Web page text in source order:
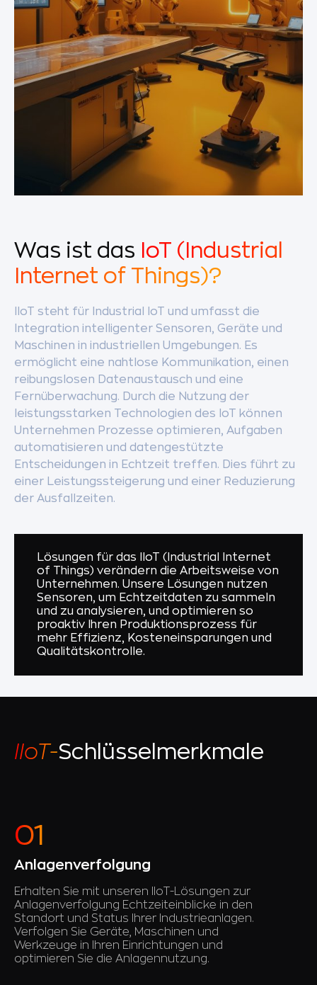
Was ist das IoT (Industrial
Internet of Things)?
IIoT steht für Industrial IoT und umfasst die
Integration intelligenter Sensoren, Geräte und
Maschinen in industriellen Umgebungen. Es
ermöglicht eine nahtlose Kommunikation, einen
reibungslosen Datenaustausch und eine
Fernüberwachung. Durch die Nutzung der
leistungsstarken Technologien des IoT können
Unternehmen Prozesse optimieren, Aufgaben
automatisieren und datengestützte
Entscheidungen in Echtzeit treffen. Dies führt zu
einer Leistungssteigerung und einer Reduzierung
der Ausfallzeiten.
Lösungen für das IIoT (Industrial Internet
of Things) verändern die Arbeitsweise von
Unternehmen. Unsere Lösungen nutzen
Sensoren, um Echtzeitdaten zu sammeln
und zu analysieren, und optimieren so
proaktiv Ihren Produktionsprozess für
mehr Effizienz, Kosteneinsparungen und
Qualitätskontrolle.
IIoT-Schlüsselmerkmale
Anlagenverfolgung
Erhalten Sie mit unseren IIoT-Lösungen zur
Anlagenverfolgung Echtzeiteinblicke in den
Standort und Status Ihrer Industrieanlagen.
Verfolgen Sie Geräte, Maschinen und
Werkzeuge in Ihren Einrichtungen und
optimieren Sie die Anlagennutzung.